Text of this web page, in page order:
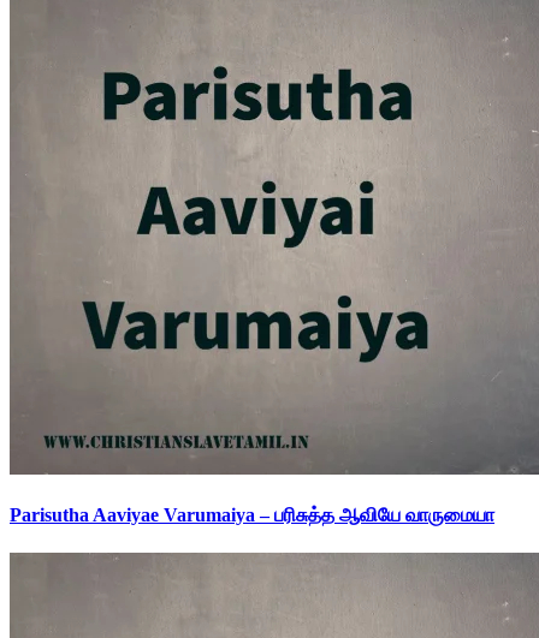
Parisutha Aaviyae Varumaiya – பரிசுத்த ஆவியே வாருமையா